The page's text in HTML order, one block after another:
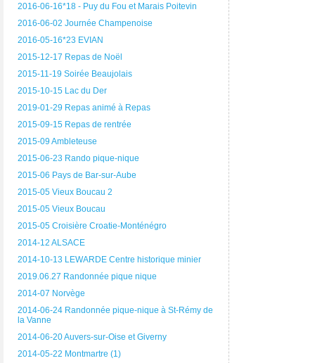
2016-06-16*18 - Puy du Fou et Marais Poitevin
2016-06-02 Journée Champenoise
2016-05-16*23 EVIAN
2015-12-17 Repas de Noël
2015-11-19 Soirée Beaujolais
2015-10-15 Lac du Der
2019-01-29 Repas animé à Repas
2015-09-15 Repas de rentrée
2015-09 Ambleteuse
2015-06-23 Rando pique-nique
2015-06 Pays de Bar-sur-Aube
2015-05 Vieux Boucau 2
2015-05 Vieux Boucau
2015-05 Croisière Croatie-Monténégro
2014-12 ALSACE
2014-10-13 LEWARDE Centre historique minier
2019.06.27 Randonnée pique nique
2014-07 Norvège
2014-06-24 Randonnée pique-nique à St-Rémy de
la Vanne
2014-06-20 Auvers-sur-Oise et Giverny
2014-05-22 Montmartre (1)